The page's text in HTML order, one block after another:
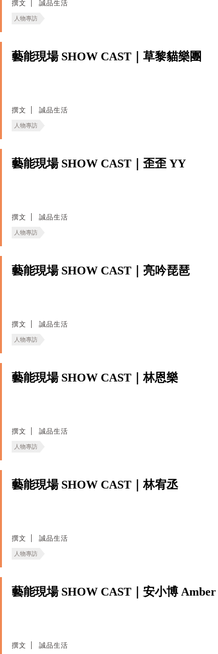
撰文 誠品生活
人物專訪
藝能現場 SHOW CAST｜草黎貓樂團
撰文 誠品生活
人物專訪
藝能現場 SHOW CAST｜歪歪 YY
撰文 誠品生活
人物專訪
藝能現場 SHOW CAST｜亮吟琵琶
撰文 誠品生活
人物專訪
藝能現場 SHOW CAST｜林恩樂
撰文 誠品生活
人物專訪
藝能現場 SHOW CAST｜林宥丞
撰文 誠品生活
人物專訪
藝能現場 SHOW CAST｜安小博 Amber
撰文 誠品生活